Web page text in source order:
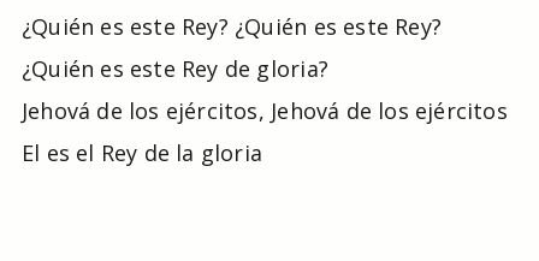
¿Quién es este Rey? ¿Quién es este Rey?
¿Quién es este Rey de gloria?
Jehová de los ejércitos, Jehová de los ejércitos
El es el Rey de la gloria